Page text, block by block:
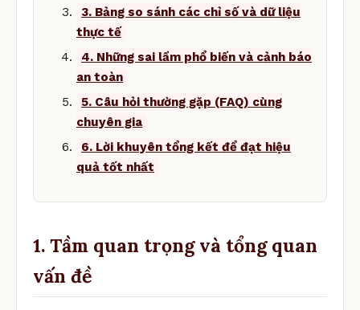
3. Bảng so sánh các chỉ số và dữ liệu
thực tế
4. Những sai lầm phổ biến và cảnh báo
an toàn
5. Câu hỏi thường gặp (FAQ) cùng
chuyên gia
6. Lời khuyên tổng kết để đạt hiệu
quả tốt nhất
1. Tầm quan trọng và tổng quan
vấn đề